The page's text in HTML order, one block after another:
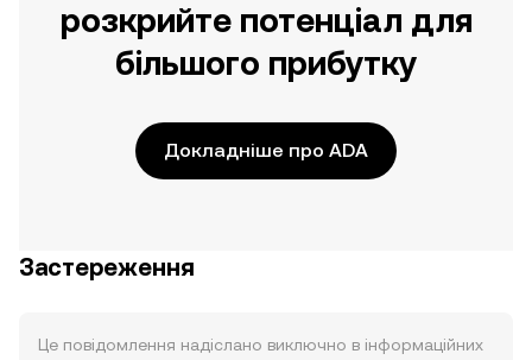
розкрийте потенціал для
більшого прибутку
Докладніше про ADA
Застереження
Це повідомлення надіслано виключно в інформаційних